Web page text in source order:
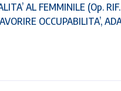
AL FEMMINILE (Op.
OCCUPABILITA’,